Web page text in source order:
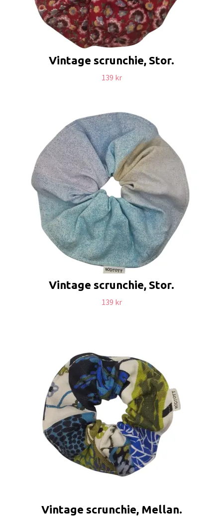
Vintage scrunchie, Stor.
139 kr
Vintage scrunchie, Stor.
139 kr
Vintage scrunchie, Mellan.